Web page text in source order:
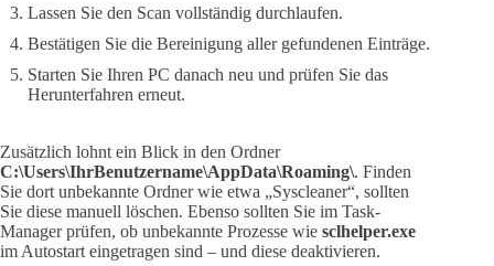
Lassen Sie den Scan vollständig durchlaufen.
Bestätigen Sie die Bereinigung aller gefundenen Einträge.
Starten Sie Ihren PC danach neu und prüfen Sie das
Herunterfahren erneut.
Zusätzlich lohnt ein Blick in den Ordner
C:\Users\IhrBenutzername\AppData\Roaming\. Finden
Sie dort unbekannte Ordner wie etwa „Syscleaner“, sollten
Sie diese manuell löschen. Ebenso sollten Sie im Task-
Manager prüfen, ob unbekannte Prozesse wie sclhelper.exe
im Autostart eingetragen sind – und diese deaktivieren.